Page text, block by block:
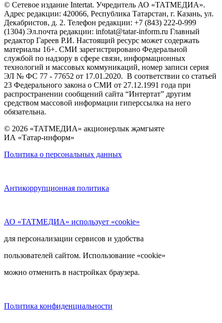
© Сетевое издание Intertat. Учредитель АО «ТАТМЕДИА».
Адрес редакции: 420066, Республика Татарстан, г. Казань, ул.
Декабристов, д. 2. Телефон редакции: +7 (843) 222-0-999
(1304) Эл.почта редакции: infotat@tatar-inform.ru Главный
редактор Гареев Р.И. Настоящий ресурс может содержать
материалы 16+. СМИ зарегистрировано Федеральной
службой по надзору в сфере связи, информационных
технологий и массовых коммуникаций, номер записи серия
ЭЛ № ФС 77 - 77652 от 17.01.2020. В соответствии со статьей
23 Федерального закона о СМИ от 27.12.1991 года при
распространении сообщений сайта “Интертат” другим
средством массовой информации гиперссылка на него
обязательна.
© 2026 «ТАТМЕДИА» акционерлык җәмгыяте
ИА «Татар-информ»
Политика о персональных данных
Антикоррупционная политика
АО «ТАТМЕДИА» использует «cookie»
для персонализации сервисов и удобства
пользователей сайтом. Использование «cookie»
можно отменить в настройках браузера.
Политика конфиденциальности